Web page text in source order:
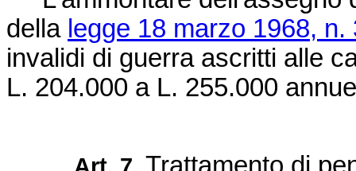
della legge 18 marzo 1968, n.
invalidi di guerra ascritti alle
L. 204.000 a L. 255.000